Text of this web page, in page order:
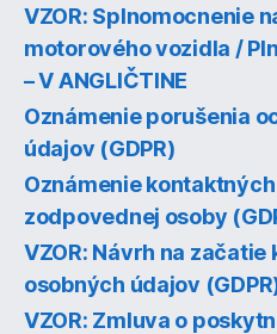
VZOR: Splnomocnenie
motorového vozidla /
– V ANGLIČTINE
Oznámenie porušenia
údajov (GDPR)
Oznámenie
zodpovednej osoby
VZOR: Návrh na začatie
osobných údajov
VZOR: Zmluva o